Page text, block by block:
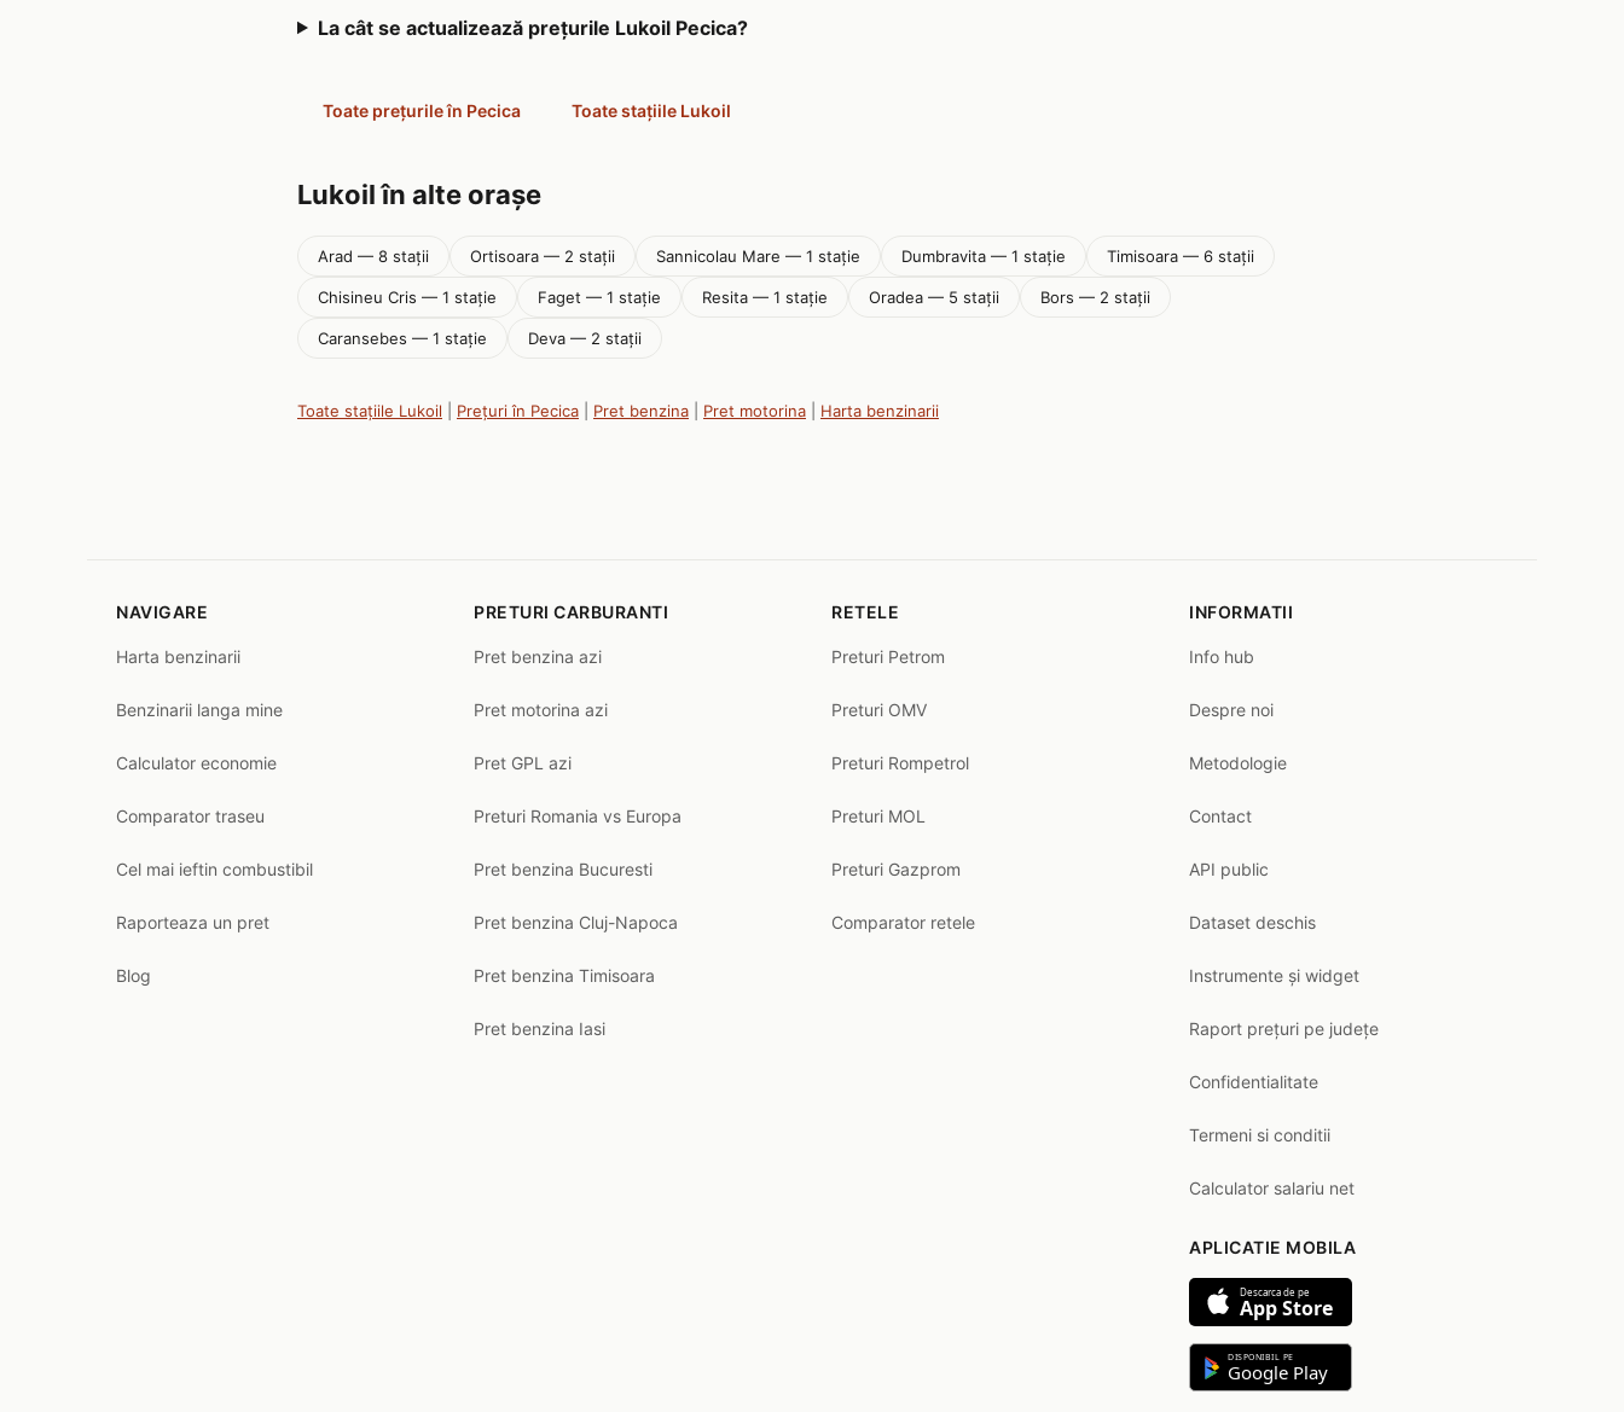
La cât se actualizează prețurile Lukoil Pecica?
Toate prețurile în Pecica Toate stațiile Lukoil
Lukoil în alte orașe
Arad — 8 stații Ortisoara — 2 stații Sannicolau Mare — 1 stație Dumbravita — 1 stație Timisoara — 6 stații
Chisineu Cris — 1 stație Faget — 1 stație Resita — 1 stație Oradea — 5 stații Bors — 2 stații
Caransebes — 1 stație Deva — 2 stații
Toate stațiile Lukoil Prețuri în Pecica Pret benzina Pret motorina Harta benzinarii
NAVIGARE
Harta benzinarii
Benzinarii langa mine
Calculator economie
Comparator traseu
Cel mai ieftin combustibil
Raporteaza un pret
Blog
PRETURI CARBURANTI
Pret benzina azi
Pret motorina azi
Pret GPL azi
Preturi Romania vs Europa
Pret benzina Bucuresti
Pret benzina Cluj-Napoca
Pret benzina Timisoara
Pret benzina Iasi
RETELE
Preturi Petrom
Preturi OMV
Preturi Rompetrol
Preturi MOL
Preturi Gazprom
Comparator retele
INFORMATII
Info hub
Despre noi
Metodologie
Contact
API public
Dataset deschis
Instrumente și widget
Raport prețuri pe județe
Confidentialitate
Termeni si conditii
Calculator salariu net
APLICATIE MOBILA
Descarca de pe
App Store
DISPONIBIL PE
Google Play